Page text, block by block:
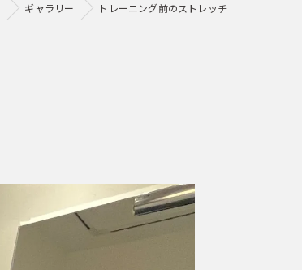
ギャラリー トレーニング前のストレッチ